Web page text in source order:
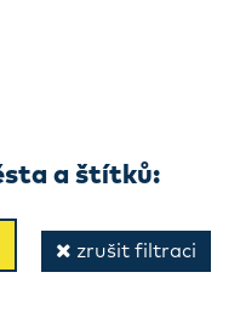
a štítků:
zrušit filtraci